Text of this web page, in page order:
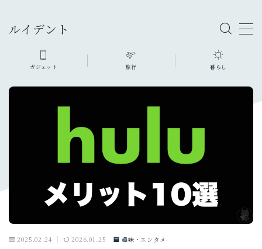
ルイデント
旅行グッズ
ファッション・小物
充電器・モバイルバッテリー
暮らしのモノ
生活家電・雑貨
デスク周り
オーディオ
ガジェット 旅行 暮らし
2025.02.24 2026.01.25 趣味・エンタメ